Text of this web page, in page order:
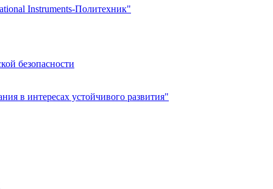
Instruments-Политехник"
безопасности
в интересах устойчивого развития"